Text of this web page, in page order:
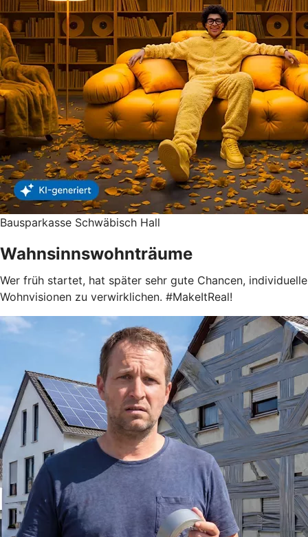
Bausparkasse Schwäbisch Hall
Wahnsinnswohnträume
Wer früh startet, hat später sehr gute Chancen, individuelle
Wohnvisionen zu verwirklichen. #MakeItReal!